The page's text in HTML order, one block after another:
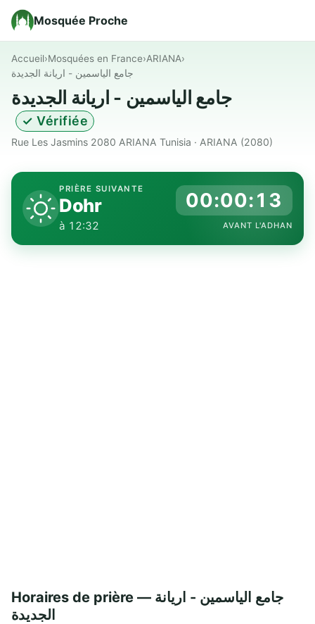
Mosquée Proche
Accueil›Mosquées en France›ARIANA›
جامع الياسمين - اريانة الجديدة
جامع الياسمين - اريانة الجديدة
✓ Vérifiée
Rue Les Jasmins 2080 ARIANA Tunisia · ARIANA (2080)
PRIÈRE SUIVANTE
Dohr
à 12:32
00:00:12
AVANT L'ADHAN
Horaires de prière — جامع الياسمين - اريانة
الجديدة